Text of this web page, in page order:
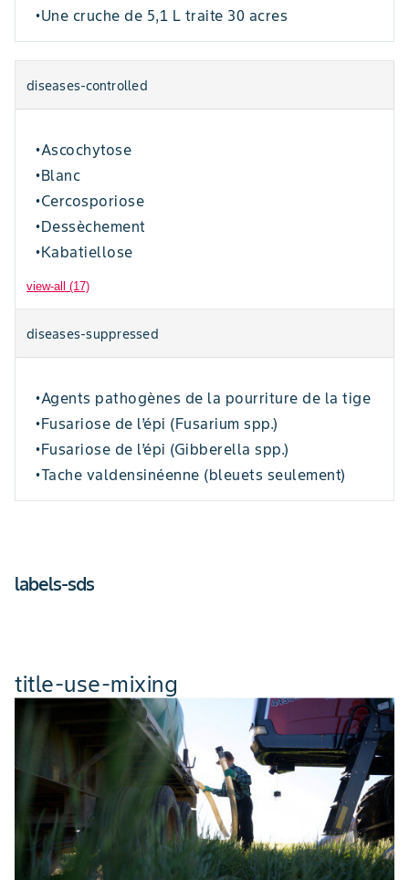
•Une cruche de 5,1 L traite 30 acres
diseases-controlled
•Ascochytose
•Blanc
•Cercosporiose
•Dessèchement
•Kabatiellose
view-all (17)
diseases-suppressed
•Agents pathogènes de la pourriture de la tige
•Fusariose de l’épi (Fusarium spp.)
•Fusariose de l’épi (Gibberella spp.)
•Tache valdensinéenne (bleuets seulement)
labels-sds
title-use-mixing